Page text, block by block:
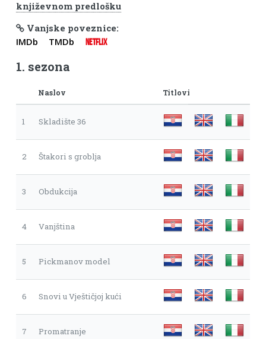
književnom predlošku
Vanjske poveznice:
IMDb TMDb NETFLIX
1. sezona
Naslov Titlovi
1 Skladište 36
2 Štakori s groblja
3 Obdukcija
4 Vanjština
5 Pickmanov model
6 Snovi u Vještičjoj kući
7 Promatranje